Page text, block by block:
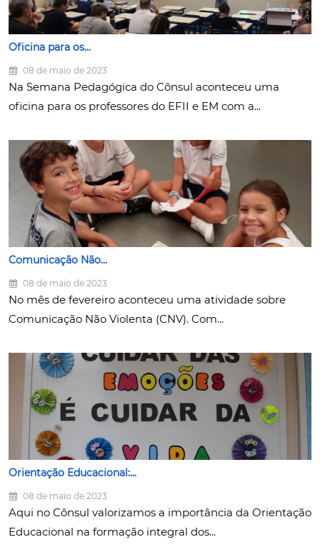
Oficina para os...
08 de maio de 2023
Na Semana Pedagógica do Cônsul aconteceu uma
oficina para os professores do EFII e EM com a...
Comunicação Não...
08 de maio de 2023
No mês de fevereiro aconteceu uma atividade sobre
Comunicação Não Violenta (CNV). Com...
Orientação Educacional:...
08 de maio de 2023
Aqui no Cônsul valorizamos a importância da Orientação
Educacional na formação integral dos...